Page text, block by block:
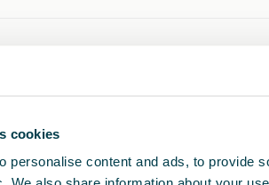
cookies
personalise content and ads, to provide
Imprimir